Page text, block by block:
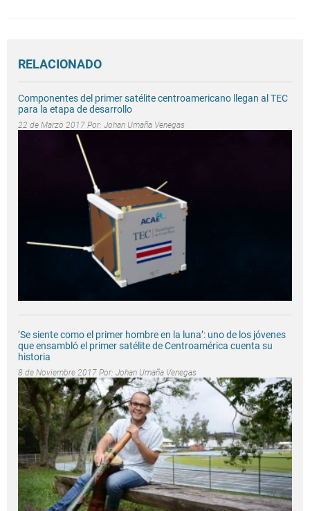
RELACIONADO
Componentes del primer satélite centroamericano llegan al TEC
para la etapa de desarrollo
22 de Marzo 2017 Por: Johan Umaña Venegas
‘Se siente como el primer hombre en la luna’: uno de los jóvenes
que ensambló el primer satélite de Centroamérica cuenta su
historia
8 de Noviembre 2017 Por: Johan Umaña Venegas